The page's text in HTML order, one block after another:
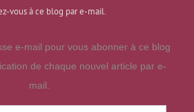
vous à ce blog par e-mail.
e-mail pour vous abonner à ce blog
de chaque nouvel article par e-
mail.